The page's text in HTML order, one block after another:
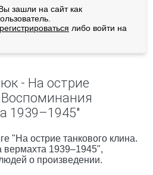
зашли на сайт как
либо войти на
- На острие
Воспоминания
1939–1945"
"На острие танкового клина.
1939–1945",
о произведении.